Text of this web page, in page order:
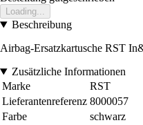
Loading...
Beschreibung
Airbag-Ersatzkartusche RST
Zusätzliche Informationen
Marke
RST
Lieferantenreferenz 8000057
Farbe
schwarz